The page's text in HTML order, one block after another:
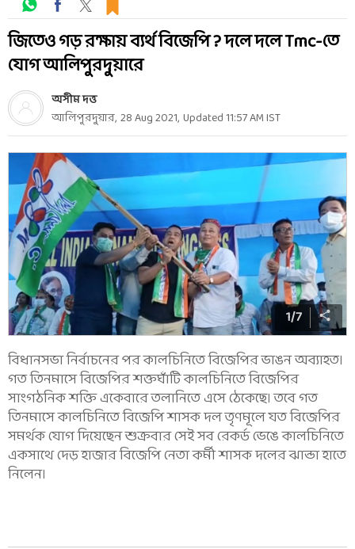
জিতেও গড় রক্ষায় ব্যর্থ বিজেপি ? দলে দলে Tmc-তে
যোগ আলিপুরদুয়ারে
অসীম দত্ত
আলিপুরদুয়ার, 28 Aug 2021, Updated11:57 AMIST
1/7
বিধানসভা নির্বাচনের পর কালচিনিতে বিজেপির ভাঙন অব্যাহত।
গত তিনমাসে বিজেপির শক্তঘাঁটি কালচিনিতে বিজেপির
সাংগঠনিক শক্তি একেবারে তলানিতে এসে ঠেকেছে। তবে গত
তিনমাসে কালচিনিতে বিজেপি শাসক দল তৃণমূলে যত বিজেপির
সমর্থক যোগ দিয়েছেন শুক্রবার সেই সব রেকর্ড ভেঙে কালচিনিতে
একসাথে দেড় হাজার বিজেপি নেতা কর্মী শাসক দলের ঝান্ডা হাতে
নিলেন।